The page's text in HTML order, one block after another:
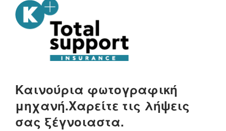
Καινούρια φωτογραφική
μηχανή.Χαρείτε τις λήψεις
σας ξέγνοιαστα.